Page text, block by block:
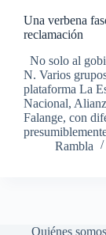
Una verbena
reclamación
No solo al
N. Varios
plataforma La
Nacional,
Falange, con
Rambla
Quiénes somos